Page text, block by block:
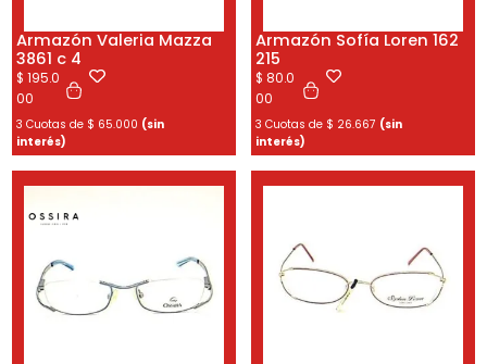
Armazón Valeria Mazza
3861 c 4
$ 195.0
00
3 Cuotas de $ 65.000 (sin
interés)
Armazón Sofía Loren 162
215
$ 80.0
00
3 Cuotas de $ 26.667 (sin
interés)